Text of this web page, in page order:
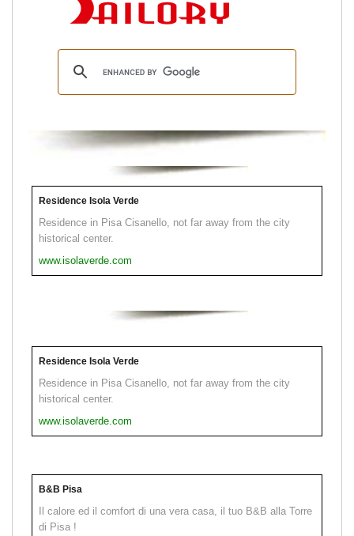
Residence Isola Verde
Residence in Pisa Cisanello, not far away from the city
historical center.
www.isolaverde.com
Residence Isola Verde
Residence in Pisa Cisanello, not far away from the city
historical center.
www.isolaverde.com
B&B Pisa
Il calore ed il comfort di una vera casa, il tuo B&B alla Torre
di Pisa !